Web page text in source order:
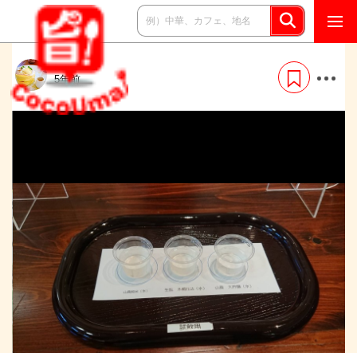
kamu33
5年前